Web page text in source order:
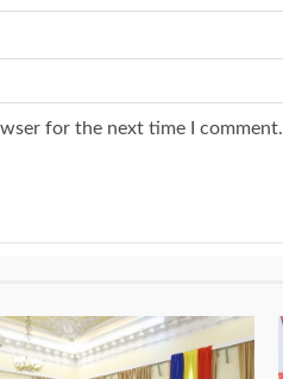
for the next time I comment.